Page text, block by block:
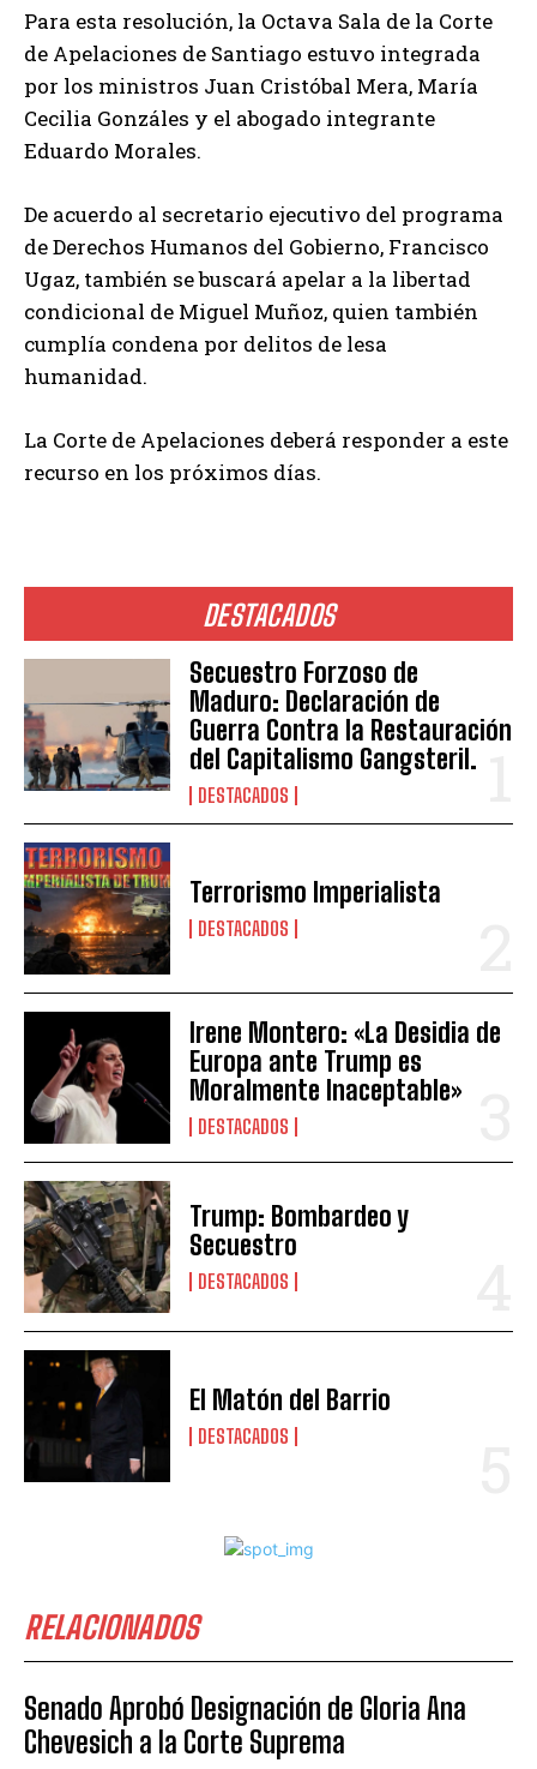
DESTACADOS
Secuestro Forzoso de
Maduro: Declaración de
Guerra Contra la Restauración
del Capitalismo Gangsteril.
DESTACADOS
Terrorismo Imperialista
DESTACADOS
Irene Montero: «La Desidia de
Europa ante Trump es
Moralmente Inaceptable»
DESTACADOS
Trump: Bombardeo y
Secuestro
DESTACADOS
El Matón del Barrio
DESTACADOS
RELACIONADOS
Senado Aprobó Designación de Gloria Ana
Chevesich a la Corte Suprema
Para esta resolución, la Octava Sala de la Corte
de Apelaciones de Santiago estuvo integrada
por los ministros Juan Cristóbal Mera, María
Cecilia Gonzáles y el abogado integrante
Eduardo Morales.
De acuerdo al secretario ejecutivo del programa
de Derechos Humanos del Gobierno, Francisco
Ugaz, también se buscará apelar a la libertad
condicional de Miguel Muñoz, quien también
cumplía condena por delitos de lesa
humanidad.
La Corte de Apelaciones deberá responder a este
recurso en los próximos días.